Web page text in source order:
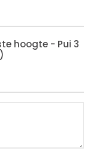
hoogte - Pui 3